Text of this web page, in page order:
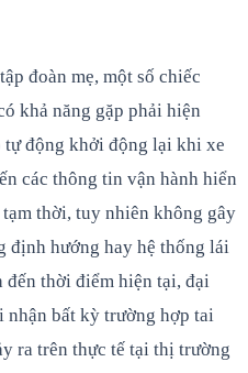
đoàn mẹ, một số chiếc
khả năng gặp phải hiện
động khởi động lại khi xe
các thông tin vận hành hiển
thời, tuy nhiên không gây
định hướng hay hệ thống lái
đến thời điểm hiện tại, đại
nhận bất kỳ trường hợp tai
ra trên thực tế tại thị trường